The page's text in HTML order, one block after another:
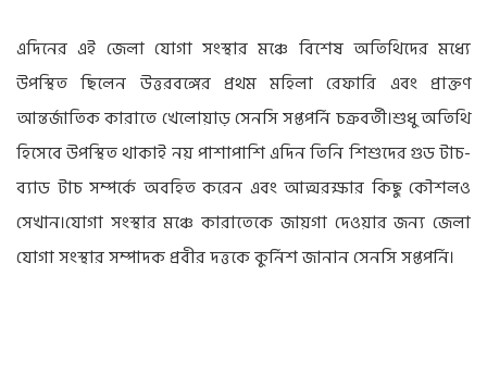
এদিনের এই জেলা যোগা সংস্থার মঞ্চে বিশেষ অতিথিদের মধ্যে
উপস্থিত ছিলেন উত্তরবঙ্গের প্রথম মহিলা রেফারি এবং প্রাক্তণ
আন্তর্জাতিক কারাতে খেলোয়াড় সেনসি সপ্তপর্নি চক্রবর্তী।শুধু অতিথি
হিসেবে উপস্থিত থাকাই নয় পাশাপাশি এদিন তিনি শিশুদের গুড টাচ-
ব্যাড টাচ সম্পর্কে অবহিত করেন এবং আত্মরক্ষার কিছু কৌশলও
সেখান।যোগা সংস্থার মঞ্চে কারাতেকে জায়গা দেওয়ার জন্য জেলা
যোগা সংস্থার সম্পাদক প্রবীর দত্তকে কুর্নিশ জানান সেনসি সপ্তপর্নি।